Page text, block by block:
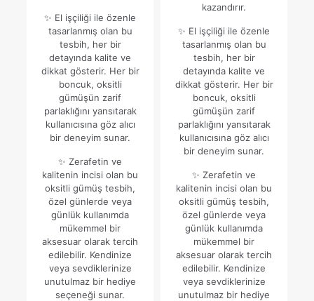
✨ El işçiliği ile özenle
tasarlanmış olan bu
tesbih, her bir
detayında kalite ve
dikkat gösterir. Her bir
boncuk, oksitli
gümüşün zarif
parlaklığını yansıtarak
kullanıcısına göz alıcı
bir deneyim sunar.
✨ Zerafetin ve
kalitenin incisi olan bu
oksitli gümüş tesbih,
özel günlerde veya
günlük kullanımda
mükemmel bir
aksesuar olarak tercih
edilebilir. Kendinize
veya sevdiklerinize
unutulmaz bir hediye
seçeneği sunar.
kazandırır.
✨ El işçiliği ile özenle
tasarlanmış olan bu
tesbih, her bir
detayında kalite ve
dikkat gösterir. Her bir
boncuk, oksitli
gümüşün zarif
parlaklığını yansıtarak
kullanıcısına göz alıcı
bir deneyim sunar.
✨ Zerafetin ve
kalitenin incisi olan bu
oksitli gümüş tesbih,
özel günlerde veya
günlük kullanımda
mükemmel bir
aksesuar olarak tercih
edilebilir. Kendinize
veya sevdiklerinize
unutulmaz bir hediye